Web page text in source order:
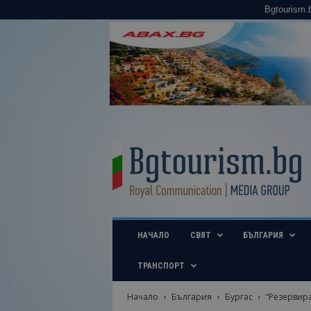
u
i
b
НАЧАЛО СВЯТ БЪЛГАРИЯ
ТРАНСПОРТ
Начало България Бургас